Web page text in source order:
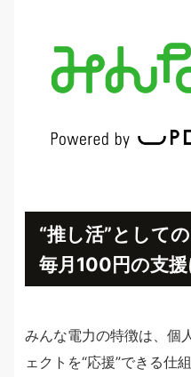
“推し活”として
毎月100円の支
みんな電力の特徴は、個
ェクトを“応援”できる仕